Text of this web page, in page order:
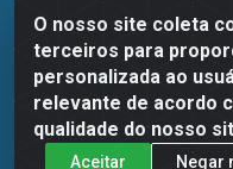
O nosso site coleta
terceiros para
personalizada ao
relevante de acordo
qualidade do nosso
Aceitar Negar
Dispan Distribuidora de
Mascarenhas De
51.170-000 -